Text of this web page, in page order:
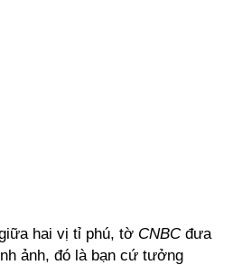
hai vị tỉ phú, tờ CNBCđưa
ảnh, đó là bạn cứ tưởng